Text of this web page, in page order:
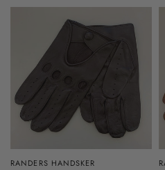
RANDERS HANDSKER